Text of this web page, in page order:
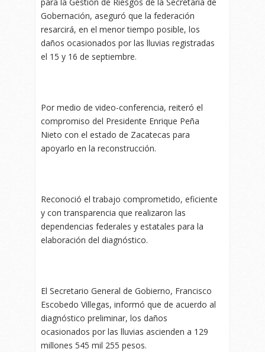
para la Gestión de Riesgos de la Secretaría de
Gobernación, aseguró que la federación
resarcirá, en el menor tiempo posible, los
daños ocasionados por las lluvias registradas
el 15 y 16 de septiembre.
Por medio de video-conferencia, reiteró el
compromiso del Presidente Enrique Peña
Nieto con el estado de Zacatecas para
apoyarlo en la reconstrucción.
Reconoció el trabajo comprometido, eficiente
y con transparencia que realizaron las
dependencias federales y estatales para la
elaboración del diagnóstico.
El Secretario General de Gobierno, Francisco
Escobedo Villegas, informó que de acuerdo al
diagnóstico preliminar, los daños
ocasionados por las lluvias ascienden a 129
millones 545 mil 255 pesos.